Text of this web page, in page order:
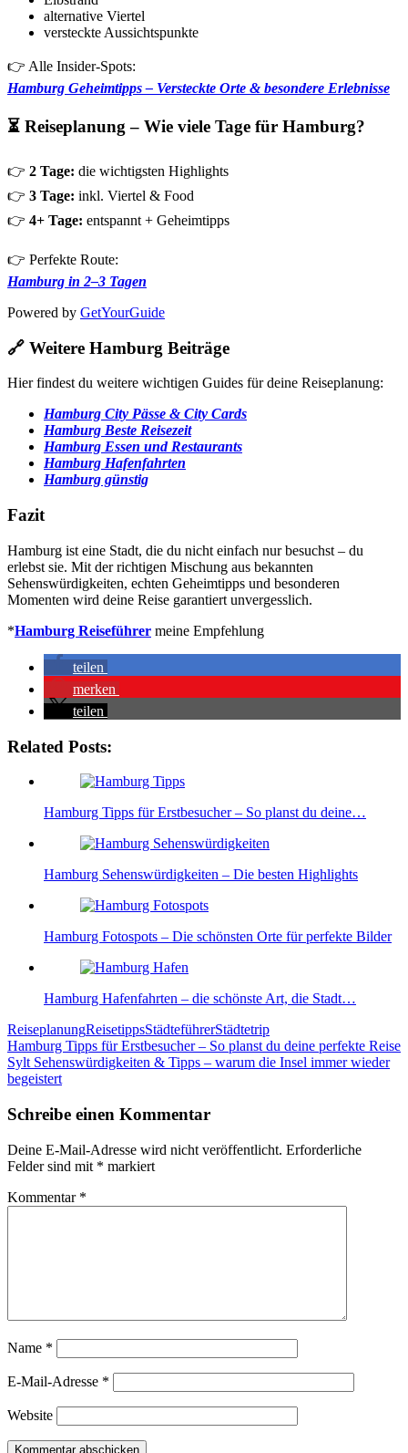
alternative Viertel
versteckte Aussichtspunkte
👉 Alle Insider-Spots:
Hamburg Geheimtipps – Versteckte Orte & besondere Erlebnisse
⏳ Reiseplanung – Wie viele Tage für Hamburg?
👉 2 Tage: die wichtigsten Highlights
👉 3 Tage: inkl. Viertel & Food
👉 4+ Tage: entspannt + Geheimtipps
👉 Perfekte Route:
Hamburg in 2–3 Tagen
Powered by GetYourGuide
🔗 Weitere Hamburg Beiträge
Hier findest du weitere wichtigen Guides für deine Reiseplanung:
Hamburg City Pässe & City Cards
Hamburg Beste Reisezeit
Hamburg Essen und Restaurants
Hamburg Hafenfahrten
Hamburg günstig
Fazit
Hamburg ist eine Stadt, die du nicht einfach nur besuchst – du
erlebst sie. Mit der richtigen Mischung aus bekannten
Sehenswürdigkeiten, echten Geheimtipps und besonderen
Momenten wird deine Reise garantiert unvergesslich.
*Hamburg Reiseführer meine Empfehlung
teilen
merken
teilen
Related Posts:
Hamburg Tipps für Erstbesucher – So planst du deine…
Hamburg Sehenswürdigkeiten – Die besten Highlights
Hamburg Fotospots – Die schönsten Orte für perfekte Bilder
Hamburg Hafenfahrten – die schönste Art, die Stadt…
ReiseplanungReisetippsStädteführerStädtetrip
Beitragsnavigation
Hamburg Tipps für Erstbesucher – So planst du deine perfekte Reise
Sylt Sehenswürdigkeiten & Tipps – warum die Insel immer wieder
begeistert
Schreibe einen Kommentar
Deine E-Mail-Adresse wird nicht veröffentlicht. Erforderliche
Felder sind mit * markiert
Kommentar *
Name *
E-Mail-Adresse *
Website